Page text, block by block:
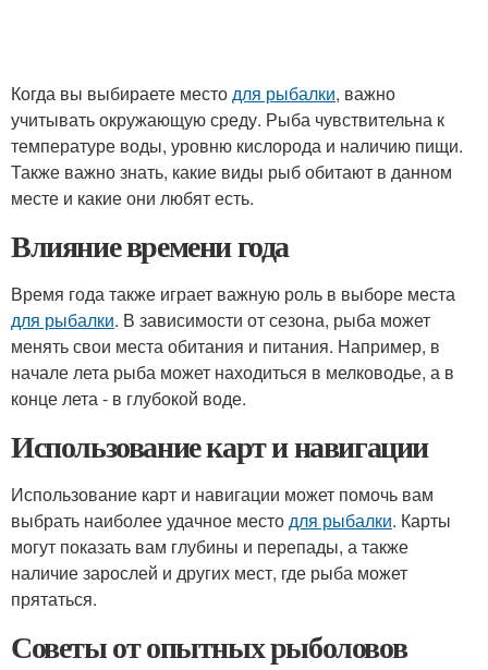
Когда вы выбираете местодля рыбалки, важно
учитывать окружающую среду. Рыба чувствительна к
температуре воды, уровню кислорода и наличию пищи.
Также важно знать, какие виды рыб обитают в данном
месте и какие они любят есть.
Влияние времени года
Время года также играет важную роль в выборе места
для рыбалки. В зависимости от сезона, рыба может
менять свои места обитания и питания. Например, в
начале лета рыба может находиться в мелководье, а в
конце лета - в глубокой воде.
Использование карт и навигации
Использование карт и навигации может помочь вам
выбрать наиболее удачное местодля рыбалки. Карты
могут показать вам глубины и перепады, а также
наличие зарослей и других мест, где рыба может
прятаться.
Советы от опытных рыболовов